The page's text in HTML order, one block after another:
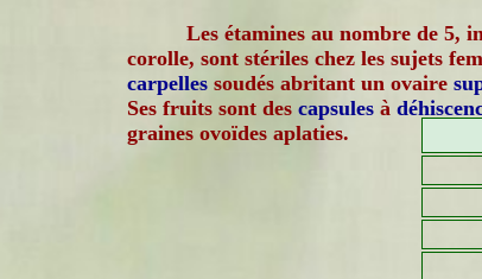
Les étamines au nombre de 5,
corolle, sont stériles chez les sujets
carpelles soudés abritant un ovaire
Ses fruits sont des capsules à
graines ovoïdes aplaties.